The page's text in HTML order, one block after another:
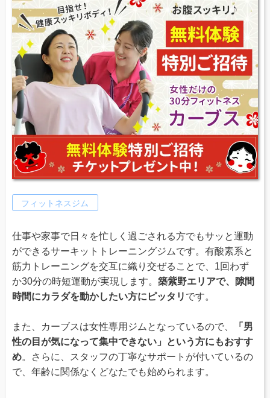
フィットネスジム
仕事や家事で日々を忙しく過ごされる方でもサッと運動
ができるサーキットトレーニングジムです。有酸素系と
筋力トレーニングを交互に織り交ぜることで、1回わず
か30分の時短運動が実現します。 築紫野エリアで、隙間
時間にカラダを動かしたい方にピッタリ です。
また、カーブスは女性専用ジムとなっているので、
「男
性の目が気になって集中できない」という方にもおすす
め。さらに、スタッフの丁寧なサポートが付いているの
で、年齢に関係なくどなたでも始められます。